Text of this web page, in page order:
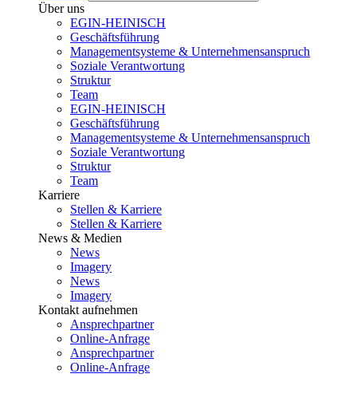
Über uns
EGIN-HEINISCH
Geschäftsführung
Managementsysteme & Unternehmensanspruch
Soziale Verantwortung
Struktur
Team
EGIN-HEINISCH
Geschäftsführung
Managementsysteme & Unternehmensanspruch
Soziale Verantwortung
Struktur
Team
Karriere
Stellen & Karriere
Stellen & Karriere
News & Medien
News
Imagery
News
Imagery
Kontakt aufnehmen
Ansprechpartner
Online-Anfrage
Ansprechpartner
Online-Anfrage